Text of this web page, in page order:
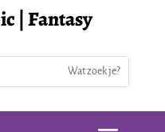
| Fantasy